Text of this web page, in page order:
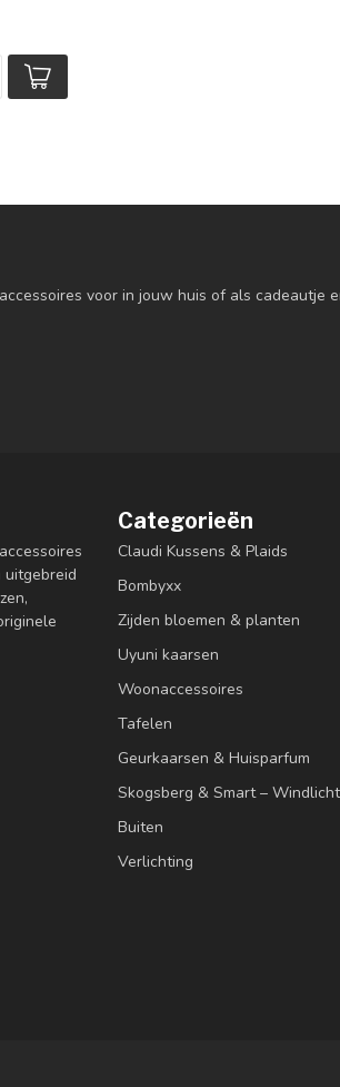
voor in jouw huis of als cadeautje
uitgebreid
Categorieën
Claudi Kussens & Plaids
Bombyxx
Zijden bloemen & planten
Uyuni kaarsen
Woonaccessoires
Tafelen
Geurkaarsen & Huisparfum
Skogsberg & Smart –
Buiten
Verlichting